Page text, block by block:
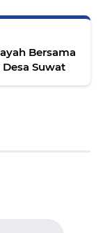
Bersama
Suwat